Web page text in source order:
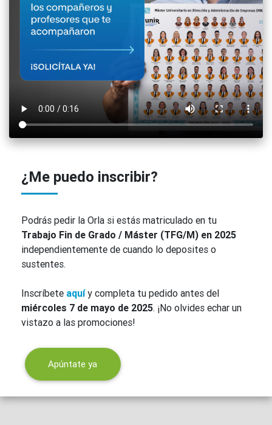
¿Me puedo inscribir?
Podrás pedir la Orla si estás matriculado en tu
Trabajo Fin de Grado / Máster (TFG/M) en 2025
independientemente de cuando lo deposites o
sustentes.
Inscríbete aquíy completa tu pedido antes del
miércoles 7 de mayo de 2025. ¡No olvides echar un
vistazo a las promociones!
Apúntate ya